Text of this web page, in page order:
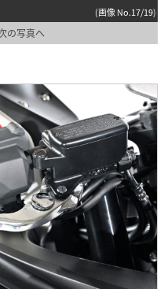
(画像 No.17/19)
の写真へ